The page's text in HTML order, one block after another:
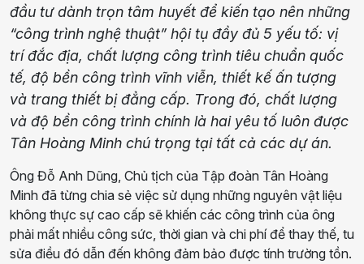
đầu tư dành trọn tâm huyết để kiến tạo nên những
“công trình nghệ thuật” hội tụ đầy đủ 5 yếu tố: vị
trí đắc địa, chất lượng công trình tiêu chuẩn quốc
tế, độ bền công trình vĩnh viễn, thiết kế ấn tượng
và trang thiết bị đẳng cấp. Trong đó, chất lượng
và độ bền công trình chính là hai yêu tố luôn được
Tân Hoàng Minh chú trọng tại tất cả các dự án.
Ông Đỗ Anh Dũng, Chủ tịch của Tập đoàn Tân Hoàng
Minh đã từng chia sẻ việc sử dụng những nguyên vật liệu
không thực sự cao cấp sẽ khiến các công trình của ông
phải mất nhiều công sức, thời gian và chi phí để thay thế, tu
sửa điều đó dẫn đến không đảm bảo được tính trường tồn.